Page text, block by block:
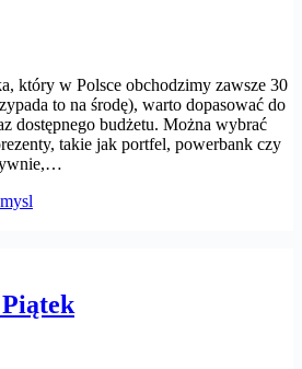
który w Polsce obchodzimy zawsze 30
to na środę), warto dopasować do
dostępnego budżetu. Można wybrać
takie jak portfel, powerbank czy